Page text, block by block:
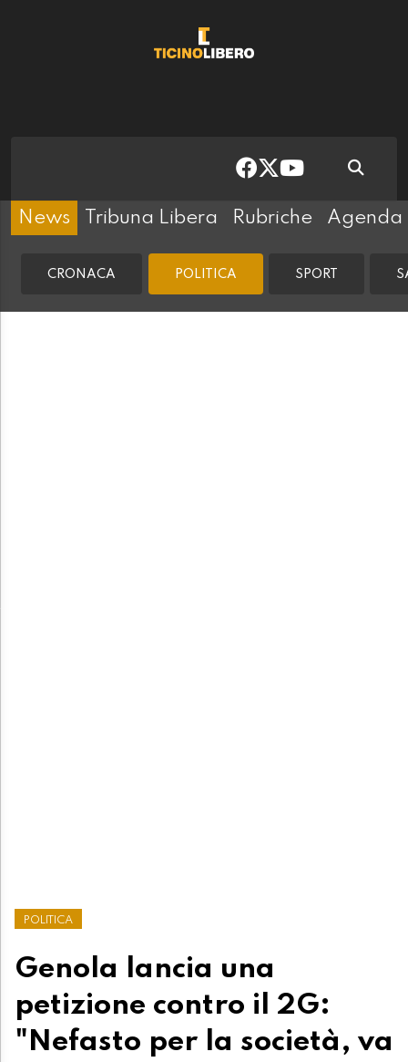
News Tribuna Libera Rubriche Agenda
CRONACA POLITICA SPORT
POLITICA
Genola lancia una
petizione contro il 2G:
"Nefasto per la società, va